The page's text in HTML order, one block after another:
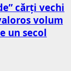
cărți vechi
volum
un secol